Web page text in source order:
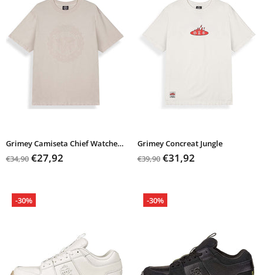
Grimey Camiseta Chief Watcher Classic Fit Tee
€34,90 €27,92
Grimey Concreat Jungle
€39,90 €31,92
-30% -30%